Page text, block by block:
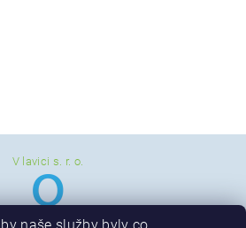
V lavici s. r. o.